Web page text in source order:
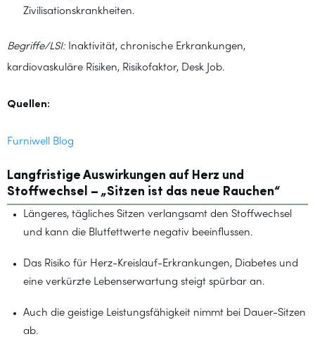
Zivilisationskrankheiten.
Begriffe/LSI:Inaktivität, chronische Erkrankungen,
kardiovaskuläre Risiken, Risikofaktor, Desk Job.
Quellen:
Furniwell Blog
Langfristige Auswirkungen auf Herz und
Stoffwechsel – „Sitzen ist das neue Rauchen“
Längeres, tägliches Sitzen verlangsamt den Stoffwechsel
und kann die Blutfettwerte negativ beeinflussen.
Das Risiko für Herz-Kreislauf-Erkrankungen, Diabetes und
eine verkürzte Lebenserwartung steigt spürbar an.
Auch die geistige Leistungsfähigkeit nimmt bei Dauer-Sitzen
ab.